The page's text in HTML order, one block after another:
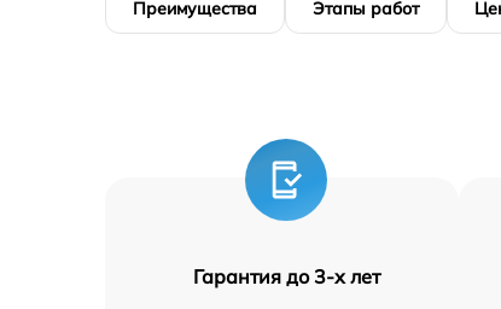
Преимущества Этапы работ
Гарантия до 3-х лет